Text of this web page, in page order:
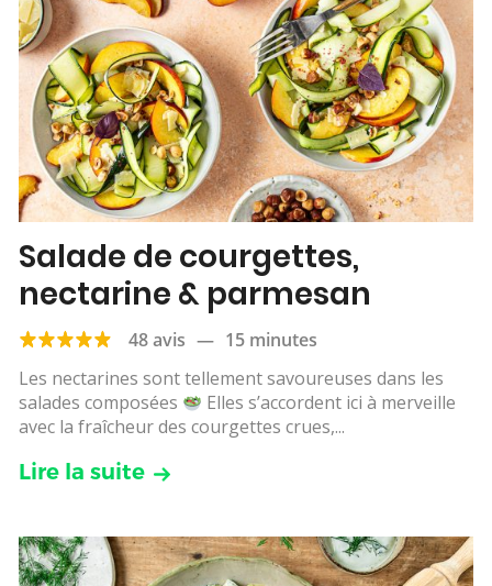
Salade de courgettes,
nectarine & parmesan
48 avis — 15 minutes
Les nectarines sont tellement savoureuses dans les
salades composées
Elles s’accordent ici à merveille
avec la fraîcheur des courgettes crues,...
Lire la suite